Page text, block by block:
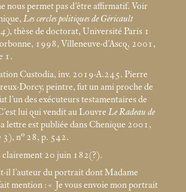
nous permet pas d’être affirmatif. Voir
Les cercles politiques de Géricault
, thèse de doctorat, Université Paris 1
1998, Villeneuve-d’Ascq, 2001,
1.
Custodia, inv. 2019-A.245. Pierre
Dorcy, peintre, fut un ami proche de
l’un des exécuteurs testamentaires de
lui qui vendit au Louvre Le Radeau de
lettre est publiée dans Chenique 2001,
3), n° 28, p. 542.
clairement 20 juin 182(?).
il l’auteur du portrait dont Madame
mention : « Je vous envoie mon portrait